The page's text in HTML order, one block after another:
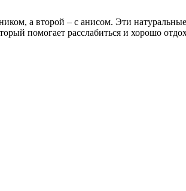
а второй – с анисом. Эти
помогает расслабиться и хорошо